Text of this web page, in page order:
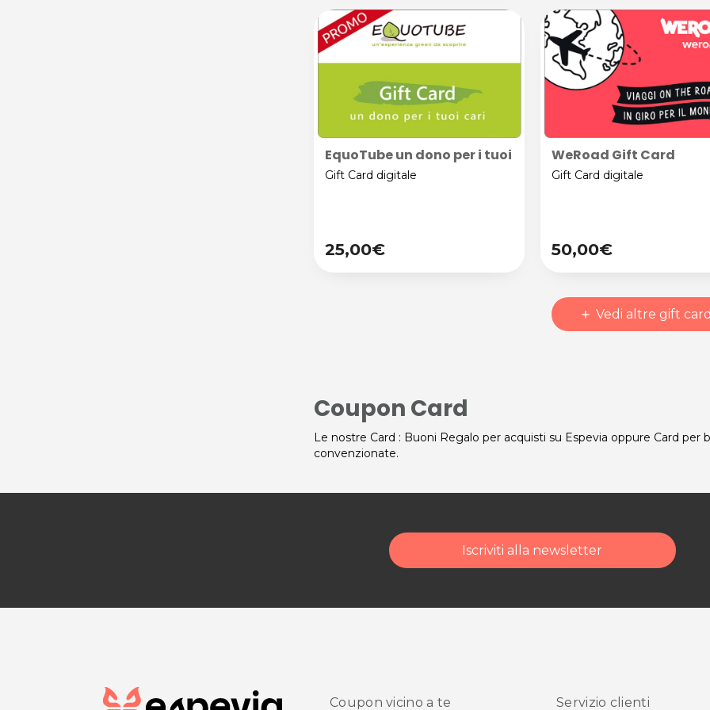
EquoTube un dono per i tuoi cari Gift Card
Gift Card digitale
25,00€
WeRoad Gift Card
Gift Card digitale
50,00€
add Vedi altre gift
Coupon Card
Le nostre Card : Buoni Regalo per acquisti su Espevia oppure Card
convenzionate.
Iscriviti alla newsletter
Coupon vicino a te Servizio clienti